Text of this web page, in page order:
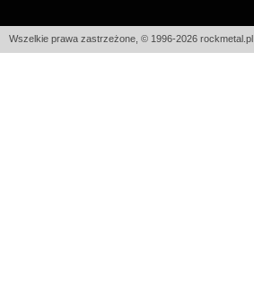
Wszelkie prawa zastrzeżone, © 1996-2026 rockmetal.pl